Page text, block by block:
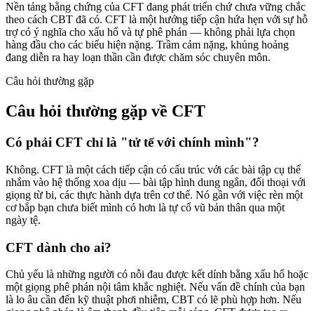
Nền tảng bằng chứng của CFT đang phát triển chứ chưa vững chắc
theo cách CBT đã có. CFT là một hướng tiếp cận hứa hẹn với sự hỗ
trợ có ý nghĩa cho xấu hổ và tự phê phán — không phải lựa chọn
hàng đầu cho các biểu hiện nặng. Trầm cảm nặng, khủng hoảng
đang diễn ra hay loạn thần cần được chăm sóc chuyên môn.
Câu hỏi thường gặp
Câu hỏi thường gặp về CFT
Có phải CFT chỉ là "tử tế với chính mình"?
Không. CFT là một cách tiếp cận có cấu trúc với các bài tập cụ thể
nhắm vào hệ thống xoa dịu — bài tập hình dung ngắn, đối thoại với
giọng từ bi, các thực hành dựa trên cơ thể. Nó gần với việc rèn một
cơ bắp bạn chưa biết mình có hơn là tự cổ vũ bản thân qua một
ngày tệ.
CFT dành cho ai?
Chủ yếu là những người có nỗi đau được kết dính bằng xấu hổ hoặc
một giọng phê phán nội tâm khắc nghiệt. Nếu vấn đề chính của bạn
là lo âu cần đến kỹ thuật phơi nhiễm, CBT có lẽ phù hợp hơn. Nếu